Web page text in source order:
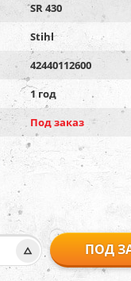
SR 430
Stihl
42440112600
1 год
Под заказ
ПОД